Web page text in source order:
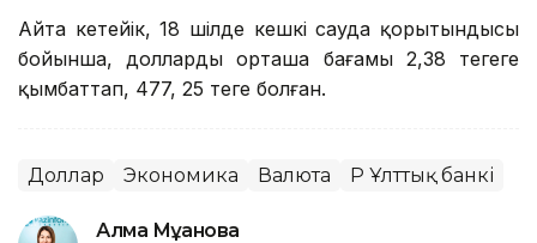
Айта кетейік, 18 шілде кешкі сауда қорытындысы
бойынша, доллардың орташа бағамы 2,38 теңгеге
қымбаттап, 477, 25 теңге болған.
Доллар Экономика Валюта ҚР Ұлттық банкі
Алма Мұқанова